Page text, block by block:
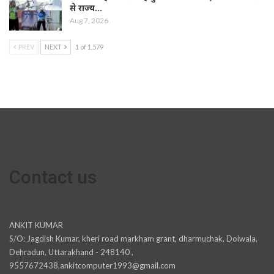
से राज्य…
Aug 7, 2026
PREV NEXT 1 of 1,579
ANKIT KUMAR
S/O: Jagdish Kumar, kheri road markham grant, dharmuchak, Doiwala,
Dehradun, Uttarakhand - 248140 ,
9557672438,ankitcomputer1993@gmail.com